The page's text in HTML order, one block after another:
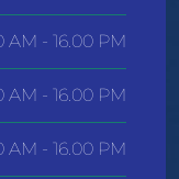
AM - 16.00 PM
AM - 16.00 PM
AM - 16.00 PM